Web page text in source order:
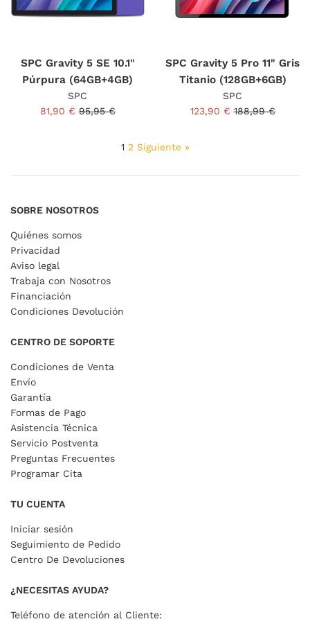
SPC Gravity 5 SE 10.1"
Púrpura (64GB+4GB)
SPC
Precio
81,90 €Precio
95,95 €
SPC Gravity 5 Pro 11" Gris
Titanio (128GB+6GB)
SPC
Precio
123,90 €Precio
188,99 €
1 2 Siguiente »
SOBRE NOSOTROS
Quiénes somos
Privacidad
Aviso legal
Trabaja con Nosotros
Financiación
Condiciones Devolución
CENTRO DE SOPORTE
Condiciones de Venta
Envío
Garantía
Formas de Pago
Asistencia Técnica
Servicio Postventa
Preguntas Frecuentes
Programar Cita
TU CUENTA
Iniciar sesión
Seguimiento de Pedido
Centro De Devoluciones
¿NECESITAS AYUDA?
Teléfono de atención al Cliente: